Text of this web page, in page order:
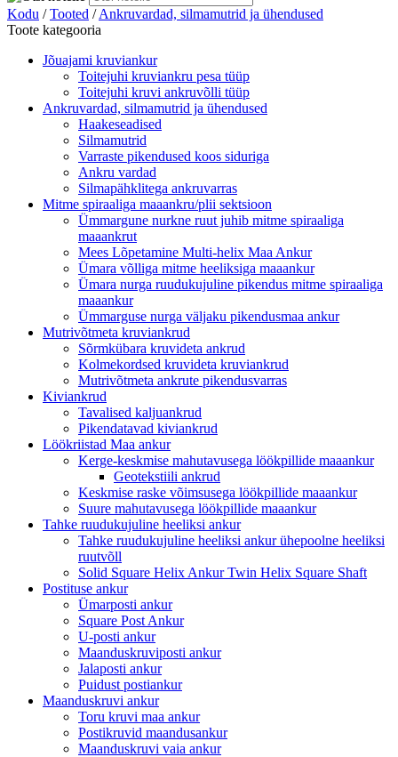
Kodu /Tooted /Ankruvardad, silmamutrid ja ühendused
Toote kategooria
Jõuajami kruviankur
Toitejuhi kruviankru pesa tüüp
Toitejuhi kruvi ankruvõlli tüüp
Ankruvardad, silmamutrid ja ühendused
Haakeseadised
Silmamutrid
Varraste pikendused koos siduriga
Ankru vardad
Silmapähklitega ankruvarras
Mitme spiraaliga maaankru/plii sektsioon
Ümmargune nurkne ruut juhib mitme spiraaliga
maaankrut
Mees Lõpetamine Multi-helix Maa Ankur
Ümara võlliga mitme heeliksiga maaankur
Ümara nurga ruudukujuline pikendus mitme spiraaliga
maaankur
Ümmarguse nurga väljaku pikendusmaa ankur
Mutrivõtmeta kruviankrud
Sõrmkübara kruvideta ankrud
Kolmekordsed kruvideta kruviankrud
Mutrivõtmeta ankrute pikendusvarras
Kiviankrud
Tavalised kaljuankrud
Pikendatavad kiviankrud
Löökriistad Maa ankur
Kerge-keskmise mahutavusega löökpillide maaankur
Geotekstiili ankrud
Keskmise raske võimsusega löökpillide maaankur
Suure mahutavusega löökpillide maaankur
Tahke ruudukujuline heeliksi ankur
Tahke ruudukujuline heeliksi ankur ühepoolne heeliksi
ruutvõll
Solid Square Helix Ankur Twin Helix Square Shaft
Postituse ankur
Ümarposti ankur
Square Post Ankur
U-posti ankur
Maanduskruviposti ankur
Jalaposti ankur
Puidust postiankur
Maanduskruvi ankur
Toru kruvi maa ankur
Postikruvid maandusankur
Maanduskruvi vaia ankur